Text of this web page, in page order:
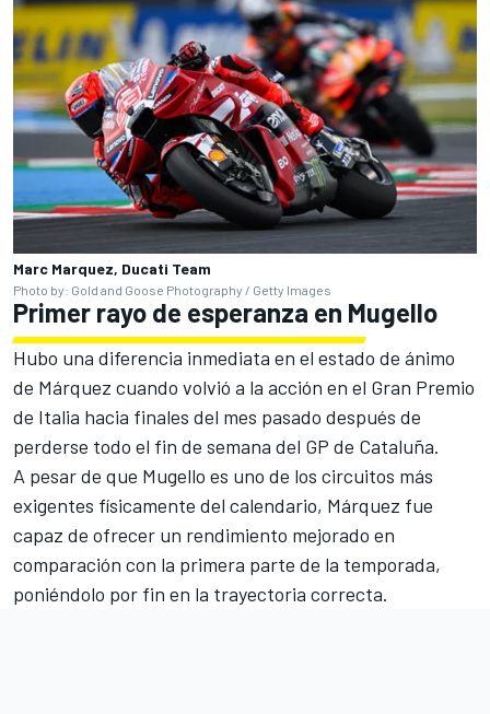
Marc Marquez, Ducati Team
Photo by: Gold and Goose Photography / Getty Images
Primer rayo de esperanza en Mugello
Hubo una diferencia inmediata en el estado de ánimo
de Márquez cuando volvió a la acción en el Gran Premio
de Italia hacia finales del mes pasado después de
perderse todo el fin de semana del GP de Cataluña.
A pesar de que Mugello es uno de los circuitos más
exigentes físicamente del calendario, Márquez fue
capaz de ofrecer un rendimiento mejorado en
comparación con la primera parte de la temporada,
poniéndolo por fin en la trayectoria correcta.